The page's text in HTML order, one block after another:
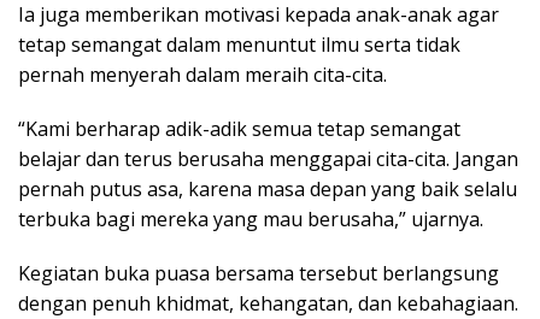
Ia juga memberikan motivasi kepada anak-anak agar
tetap semangat dalam menuntut ilmu serta tidak
pernah menyerah dalam meraih cita-cita.
“Kami berharap adik-adik semua tetap semangat
belajar dan terus berusaha menggapai cita-cita. Jangan
pernah putus asa, karena masa depan yang baik selalu
terbuka bagi mereka yang mau berusaha,” ujarnya.
Kegiatan buka puasa bersama tersebut berlangsung
dengan penuh khidmat, kehangatan, dan kebahagiaan.